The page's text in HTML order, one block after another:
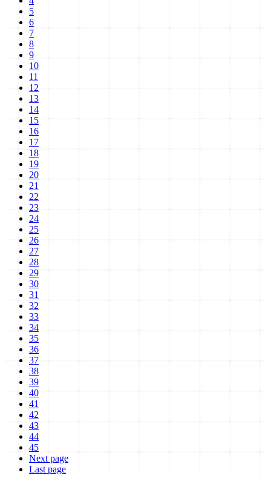
5
6
7
8
9
10
11
12
13
14
15
16
17
18
19
20
21
22
23
24
25
26
27
28
29
30
31
32
33
34
35
36
37
38
39
40
41
42
43
44
45
Next page
Last page